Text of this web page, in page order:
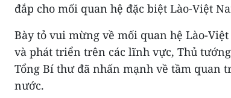
đắp cho mối quan hệ đặc biệt Lào-Việt
Bày tỏ vui mừng về mối quan hệ Lào-
và phát triển trên các lĩnh vực, Thủ
Tổng Bí thư đã nhấn mạnh về tầm quan
nước.